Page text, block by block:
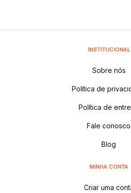
INSTITUCIONAL
Sobre nós
Política de
Política de
Fale conosco
Blog
MINHA CONTA
Criar uma